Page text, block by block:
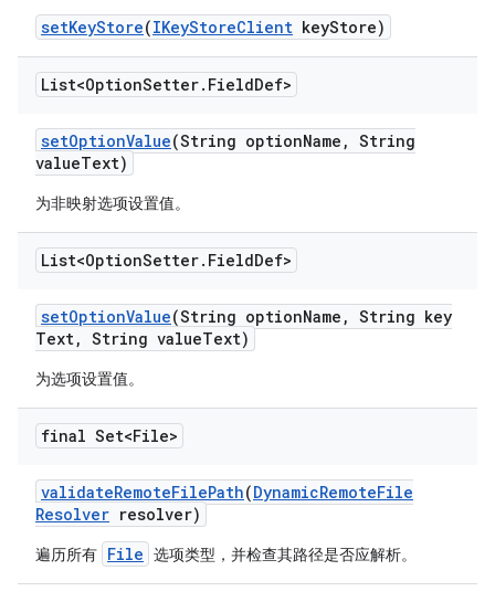
setKeyStore(IKeyStoreClient keyStore)
List<OptionSetter. FieldDef>
setOptionValue(String optionName , String
valueText)
为非映射选项设置值。
List<OptionSetter. FieldDef>
setOptionValue(String optionName , String key
Text, String valueText)
为选项设置值。
final Set<File>
validateRemoteFilePath(DynamicRemoteFile
Resolver resolver)
遍历所有 File 选项类型，并检查其路径是否应解析。